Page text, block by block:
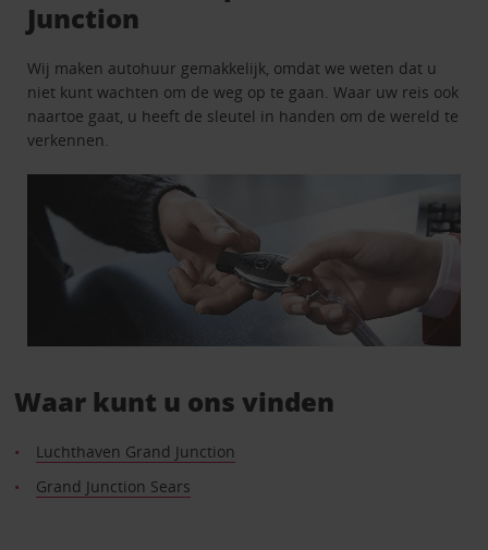
Junction
Wij maken autohuur gemakkelijk, omdat we weten dat u
niet kunt wachten om de weg op te gaan. Waar uw reis ook
naartoe gaat, u heeft de sleutel in handen om de wereld te
verkennen.
Waar kunt u ons vinden
Luchthaven Grand Junction
Grand Junction Sears